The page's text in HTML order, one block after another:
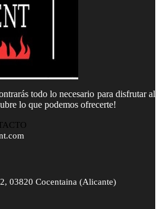
todo lo necesario para disfrutar al
lo que podemos ofrecerte!
03820 Cocentaina (Alicante)